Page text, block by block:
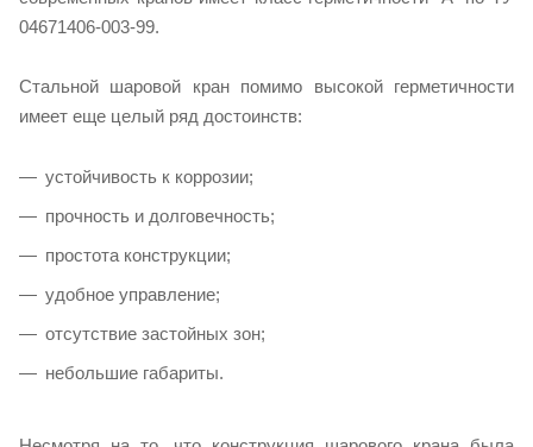
04671406-003-99.
Стальной шаровой кран помимо высокой герметичности
имеет еще целый ряд достоинств:
устойчивость к коррозии;
прочность и долговечность;
простота конструкции;
удобное управление;
отсутствие застойных зон;
небольшие габариты.